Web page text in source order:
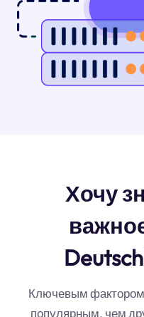
Хочу
Ключевым
популярным, чем